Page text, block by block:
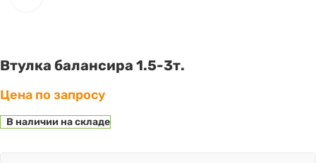
Втулка балансира 1.5-3т.
Цена по запросу
В наличии на складе